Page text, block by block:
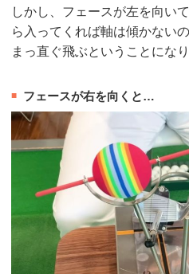
しかし、フェースが左を向い
ら入ってくれば軸は傾かない
まっ直ぐ飛ぶということになり
フェースが右を向くと…